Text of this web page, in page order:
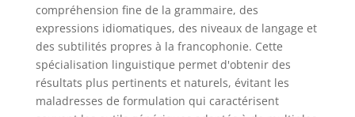
compréhension fine de la grammaire, des
expressions idiomatiques, des niveaux de langage et
des subtilités propres à la francophonie. Cette
spécialisation linguistique permet d'obtenir des
résultats plus pertinents et naturels, évitant les
maladresses de formulation qui caractérisent